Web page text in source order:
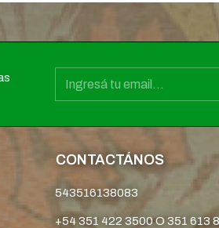
CONTACTÁNOS
543516138083
+54 351 422 3500 O 351 613